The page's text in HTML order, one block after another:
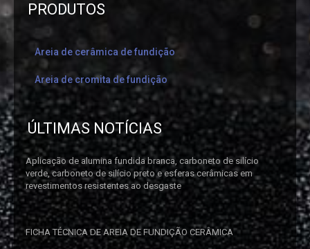
PRODUTOS
Areia de cerâmica de fundição
Areia de cromita de fundição
ÚLTIMAS NOTÍCIAS
Aplicação de alumina fundida branca, carboneto de silício
verde, carboneto de silício preto e esferas cerâmicas em
revestimentos resistentes ao desgaste
FICHA TÉCNICA DE AREIA DE FUNDIÇÃO CERÂMICA